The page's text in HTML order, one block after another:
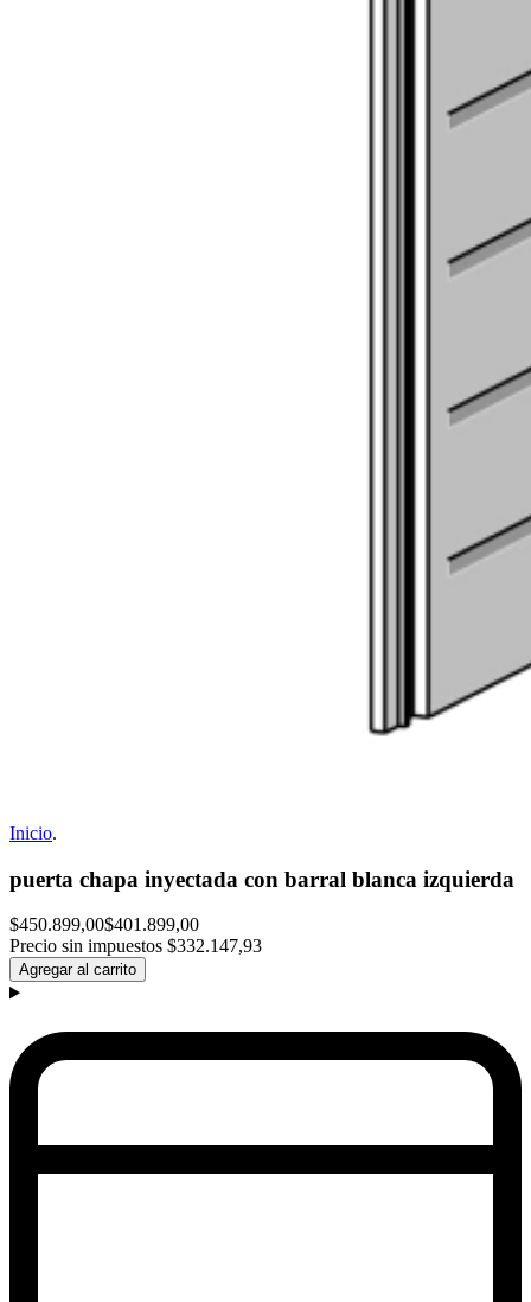
Inicio.
puerta chapa inyectada con barral blanca izquierda
$450.899,00$401.899,00
Precio sin impuestos $332.147,93
Agregar al carrito